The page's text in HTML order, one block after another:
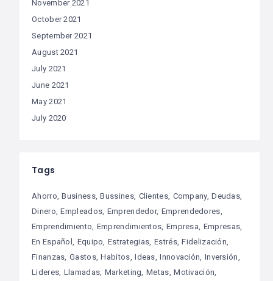
November 2021
October 2021
September 2021
August 2021
July 2021
June 2021
May 2021
July 2020
Tags
Ahorro Business Bussines Clientes Company Deudas
Dinero Empleados Emprendedor Emprendedores
Emprendimiento Emprendimientos Empresa Empresas
En Español
Equipo Estrategias Estrés Fidelización
Finanzas Gastos Habitos Ideas Innovación Inversión
Lideres Llamadas Marketing Metas Motivación